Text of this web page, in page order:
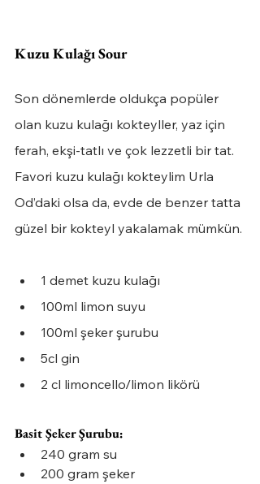
Kuzu Kulağı Sour
Son dönemlerde oldukça popüler
olan kuzu kulağı kokteyller, yaz için
ferah, ekşi-tatlı ve çok lezzetli bir tat.
Favori kuzu kulağı kokteylim Urla
Od’daki olsa da, evde de benzer tatta
güzel bir kokteyl yakalamak mümkün.
1 demet kuzu kulağı
100ml limon suyu
100ml şeker şurubu
5cl gin
2 cl limoncello/limon likörü
Basit Şeker Şurubu:
240 gram su
200 gram şeker